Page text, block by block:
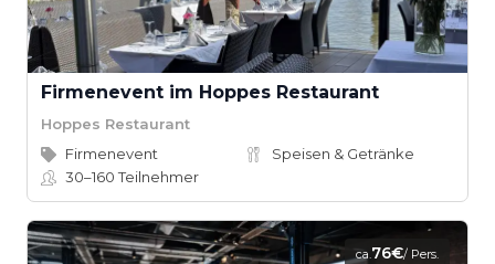
Firmenevent im Hoppes Restaurant
Hoppes Restaurant
Firmenevent
Speisen & Getränke
30–160Teilnehmer
ca.76€/ Pers.